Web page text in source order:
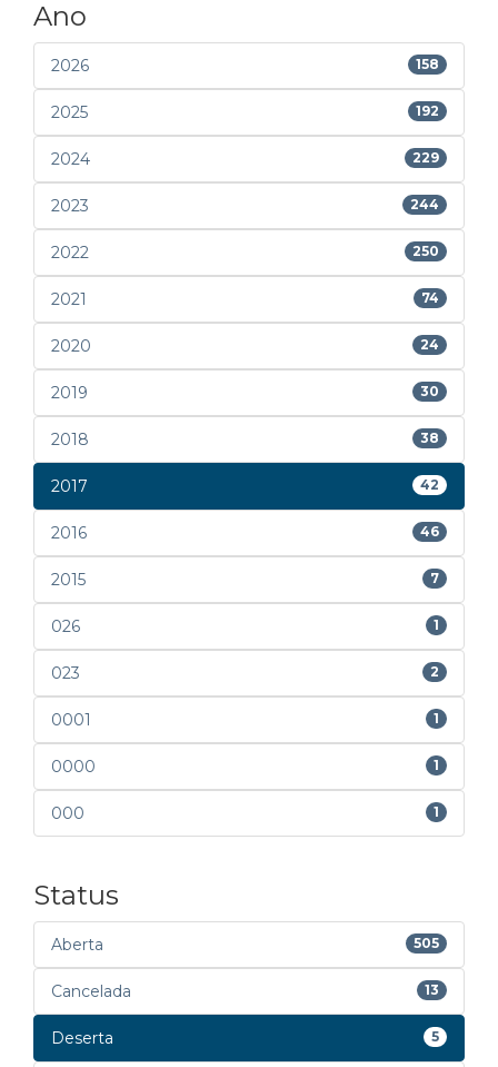
Ano
2026 158
2025 192
2024 229
2023 244
2022 250
2021 74
2020 24
2019 30
2018 38
2017 42
2016 46
2015 7
026 1
023 2
0001 1
0000 1
000 1
Status
Aberta 505
Cancelada 13
Deserta 5